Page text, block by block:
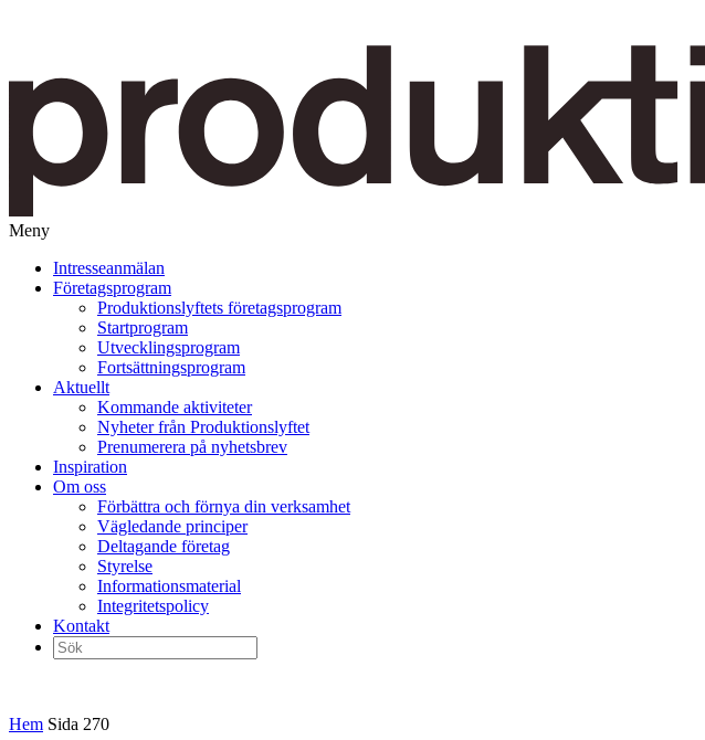
Meny
vidare
Intresseanmälan
Företagsprogram
Produktionslyftets företagsprogram
Startprogram
Utvecklingsprogram
Fortsättningsprogram
Aktuellt
Kommande aktiviteter
Nyheter från Produktionslyftet
Prenumerera på nyhetsbrev
Inspiration
Om oss
Förbättra och förnya din verksamhet
Vägledande principer
Deltagande företag
Styrelse
Informationsmaterial
Integritetspolicy
Kontakt
Sök
efter:
Hem Sida 270